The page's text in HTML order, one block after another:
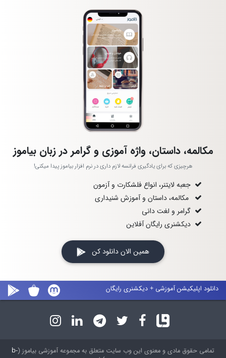
مکالمه، داستان، واژه آموزی و گرامر در زبان بیاموز
هرچیزی که برای یادگیری فرانسه لازم داری در نرم افزار بیاموز پیدا میکنی!
جعبه لایتنر، انواع فلشکارت و آزمون
مکالمه، داستان و آموزش شنیداری
گرامر و لغت دانی
دیکشنری رایگان آفلاین
همین الان دانلود کن
دانلود اپلیکیشن آموزشی + دیکشنری رایگان
تمامی حقوق مادی و معنوی این وب سایت متعلق به مجموعه آموزشی بیاموز (b-